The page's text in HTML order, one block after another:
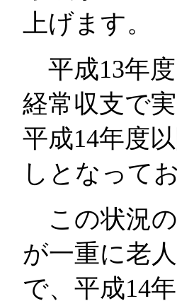
上げます。
平成13年
経常収支で
平成14年度
しとなって
この状況の
が一重に老
で、平成14